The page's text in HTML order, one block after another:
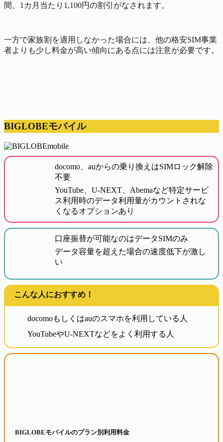
間、1カ月当たり1,100円の割引がなされます。
一方で家族割を適用しなかった場合には、他の格安SIM事業
者よりも少し料金が高い傾向にある点には注意が必要です。
BIGLOBEモバイル
docomo、auからの乗り換えはSIMロック解除
不要
YouTube、U-NEXT、Abemaなど特定サービ
ス利用時のデータ利用量がカウントされな
くなるオプションあり
口座振替が可能なのはデータSIMのみ
データ容量を超えた場合の速度低下が激し
い
こんな人におすすめ！
docomoもしくはauのスマホを利用している人
YouTubeやU-NEXTなどをよく利用する人
BIGLOBEモバイルのプラン別利用料金